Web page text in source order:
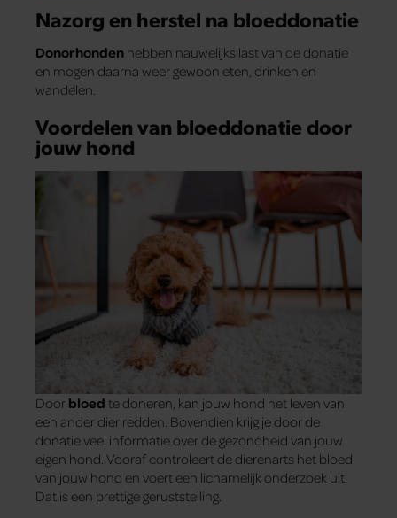
Nazorg en herstel na bloeddonatie
Donorhonden hebben nauwelijks last van de donatie
en mogen daarna weer gewoon eten, drinken en
wandelen.
Voordelen van bloeddonatie door
jouw hond
Door bloed te doneren, kan jouw hond het leven van
een ander dier redden. Bovendien krijg je door de
donatie veel informatie over de gezondheid van jouw
eigen hond. Vooraf controleert de dierenarts het bloed
van jouw hond en voert een lichamelijk onderzoek uit.
Dat is een prettige geruststelling.